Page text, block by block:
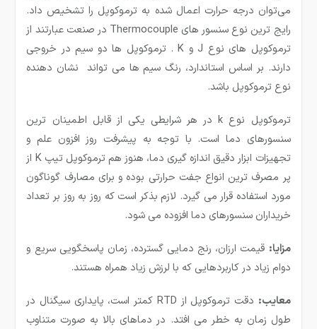
می‌توان درجه حرارت اعمال شده به ترموکوپل را تشخیص داد.
رایج ترین نوع سنسور های Thermocouple در صنعت عبارتند از
ترموکوپل های نوع J و K . ترموکوپل ها دو سیم در خروجی
دارند. بر اساس استاندارد، رنگ سیم ها می تواند نشان دهنده
نوع ترموکوپل باشد.
ترموکوپل نوع k در هر شرایطی یکی از قابل اطمینان ترین
سنسورهای دما است. با توجه به پیشرفت روز افزون علم و
تجهیزات ابزار دقیق اندازه گیری دما، هنوز هم ترموکوپل تیپ K از
پر مصرف ترین انواع جفت حرارتی بوده و برای مصارف گوناگون
مورد استفاده قرار می گیرد. لازم بذکر است که روز به روز بر تعداد
خریداران سنسورهای دما افزوده می شود.
مزایا: قیمت ارزان، رنج دمایی گسترده، زمان پاسخگویی سریع و
دوام زیاد در کاربردهایی که با لرزش زیاد همراه هستند.
معایب:
دقت ترموکوپل از RTD کمتر است، پایداری سیگنال در
طول زمان به خطر می افتد. در دماهای بالا به صورت متناوب